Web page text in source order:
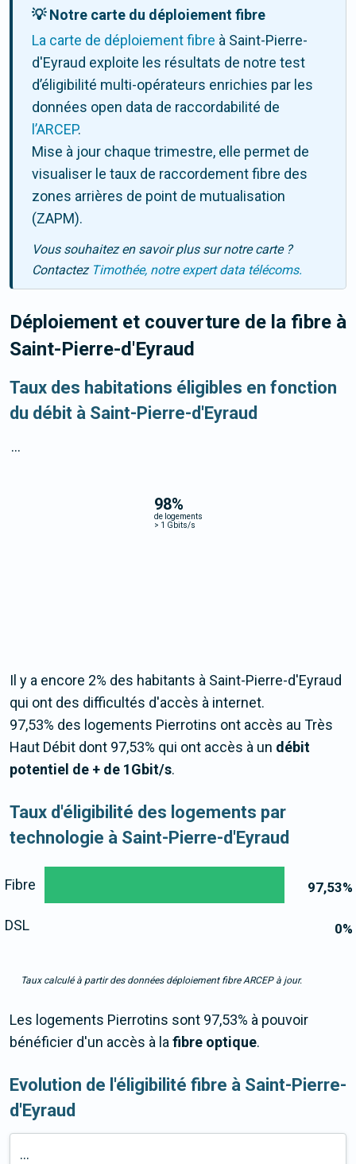
💡 Notre carte du déploiement fibre
La carte de déploiement fibre à Saint-Pierre-
d'Eyraud exploite les résultats de notre test
d’éligibilité multi-opérateurs enrichies par les
données open data de raccordabilité de
l’ARCEP.
Mise à jour chaque trimestre, elle permet de
visualiser le taux de raccordement fibre des
zones arrières de point de mutualisation
(ZAPM).
Vous souhaitez en savoir plus sur notre carte ?
Contactez Timothée, notre expert data télécoms.
Déploiement et couverture de la fibre à
Saint-Pierre-d'Eyraud
Taux des habitations éligibles en fonction
du débit à Saint-Pierre-d'Eyraud
98%
de logements
> 1 Gbits/s
...
Il y a encore 2% des habitants à Saint-Pierre-d'Eyraud
qui ont des difficultés d'accès à internet.
97,53% des logements Pierrotins ont accès au Très
Haut Débit dont 97,53% qui ont accès à un débit
potentiel de + de 1Gbit/s.
Taux d'éligibilité des logements par
technologie à Saint-Pierre-d'Eyraud
97,53%
0%
Fibre
DSL
Taux calculé à partir des données déploiement fibre ARCEP à jour.
Les logements Pierrotins sont 97,53% à pouvoir
bénéficier d'un accès à lafibre optique.
Evolution de l'éligibilité fibre à Saint-Pierre-
d'Eyraud
...